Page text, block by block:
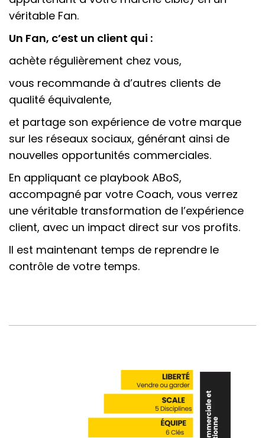
véritable Fan.
Un Fan, c’est un client qui :
achète régulièrement chez vous,
vous recommande à d’autres clients de
qualité équivalente,
et partage son expérience de votre marque
sur les réseaux sociaux, générant ainsi de
nouvelles opportunités commerciales.
En appliquant ce playbook ABoS,
accompagné par votre Coach, vous verrez
une véritable transformation de l’expérience
client, avec un impact direct sur vos profits.
Il est maintenant temps de reprendre le
contrôle de votre temps.